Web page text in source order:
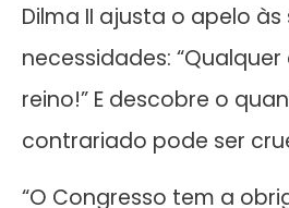
Dilma II ajusta o apelo às
necessidades:
reino!” E descobre o
contrariado pode ser
“O Congresso tem a